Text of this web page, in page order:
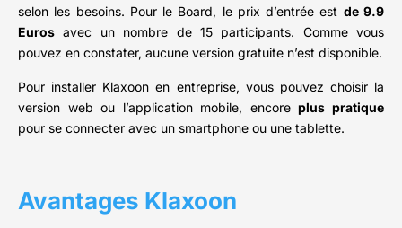
selon les besoins. Pour le Board, le prix d’entrée est de 9.9
Euros avec un nombre de 15 participants. Comme vous
pouvez en constater, aucune version gratuite n’est disponible.
Pour installer Klaxoon en entreprise, vous pouvez choisir la
version web ou l’application mobile, encoreplus pratique
pour se connecter avec un smartphone ou une tablette.
Avantages Klaxoon